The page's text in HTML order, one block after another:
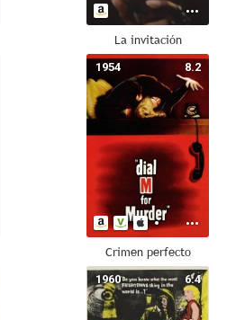
La invitación
8.2
1954
Crimen perfecto
6.4
1960